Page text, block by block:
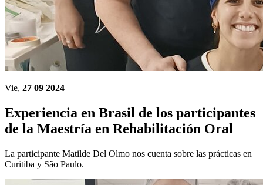
Vie, 27 09 2024
Experiencia en Brasil de los participantes
de la Maestría en Rehabilitación Oral
La participante Matilde Del Olmo nos cuenta sobre las prácticas en
Curitiba y São Paulo.